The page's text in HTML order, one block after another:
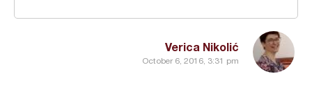
Verica Nikolić
October 6, 2016, 3:31 pm